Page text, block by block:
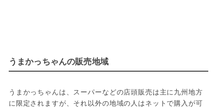
うまかっちゃんの販売地域
うまかっちゃんは、スーパーなどの店頭販売は主に九州地方
に限定されますが、それ以外の地域の人はネットで購入が可